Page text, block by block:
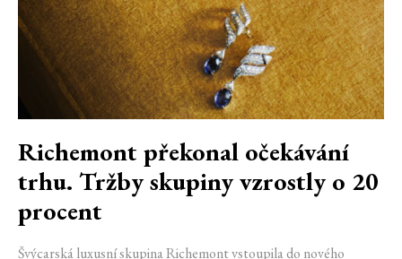
Richemont překonal očekávání
trhu. Tržby skupiny vzrostly o 20
procent
Švýcarská luxusní skupina Richemont vstoupila do nového